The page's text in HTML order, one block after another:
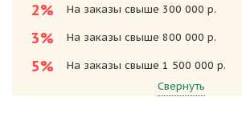
2%
На заказы свыше 300 000 р.
3% На заказы свыше 800 000 р.
5%
На заказы свыше 1 500 000 р.
Свернуть